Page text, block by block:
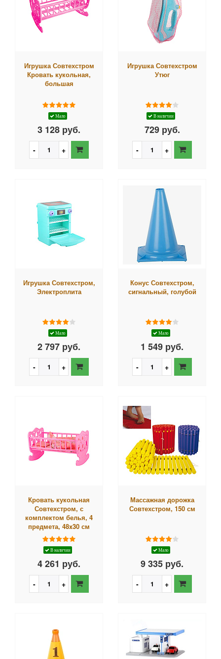
Игрушка Совтехстром
Кровать кукольная,
большая
Мало
3 128 руб.
Игрушка Совтехстром
Утюг
В наличии
729 руб.
Игрушка Совтехстром,
Электроплита
Мало
2 797 руб.
Конус Совтехстром,
сигнальный, голубой
Мало
1 549 руб.
Кровать кукольная
Совтехстром, с
комплектом белья, 4
предмета, 48x30 см
В наличии
4 261 руб.
Массажная дорожка
Совтехстром, 150 см
Мало
9 335 руб.